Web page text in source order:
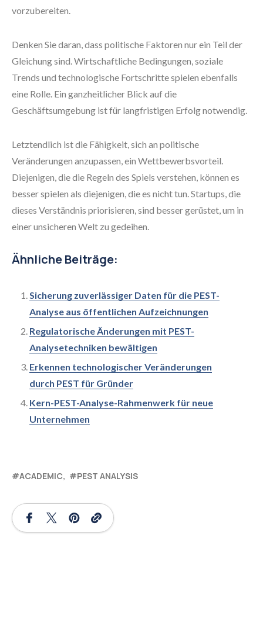
vorzubereiten.
Denken Sie daran, dass politische Faktoren nur ein Teil der
Gleichung sind. Wirtschaftliche Bedingungen, soziale
Trends und technologische Fortschritte spielen ebenfalls
eine Rolle. Ein ganzheitlicher Blick auf die
Geschäftsumgebung ist für langfristigen Erfolg notwendig.
Letztendlich ist die Fähigkeit, sich an politische
Veränderungen anzupassen, ein Wettbewerbsvorteil.
Diejenigen, die die Regeln des Spiels verstehen, können es
besser spielen als diejenigen, die es nicht tun. Startups, die
dieses Verständnis priorisieren, sind besser gerüstet, um in
einer unsicheren Welt zu gedeihen.
Ähnliche Beiträge:
Sicherung zuverlässiger Daten für die PEST-
Analyse aus öffentlichen Aufzeichnungen
Regulatorische Änderungen mit PEST-
Analysetechniken bewältigen
Erkennen technologischer Veränderungen
durch PEST für Gründer
Kern-PEST-Analyse-Rahmenwerk für neue
Unternehmen
ACADEMIC PEST ANALYSIS